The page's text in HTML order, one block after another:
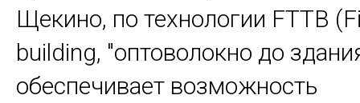
Щекино, по технологии FTTB
building, "оптоволокно до
обеспечивает возможность